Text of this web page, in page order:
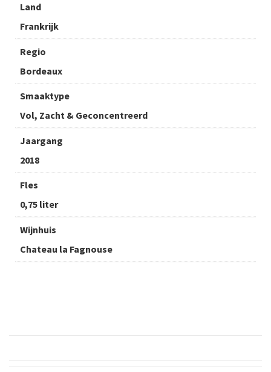
Land
Frankrijk
Regio
Bordeaux
Smaaktype
Vol, Zacht & Geconcentreerd
Jaargang
2018
Fles
0,75 liter
Wijnhuis
Chateau la Fagnouse